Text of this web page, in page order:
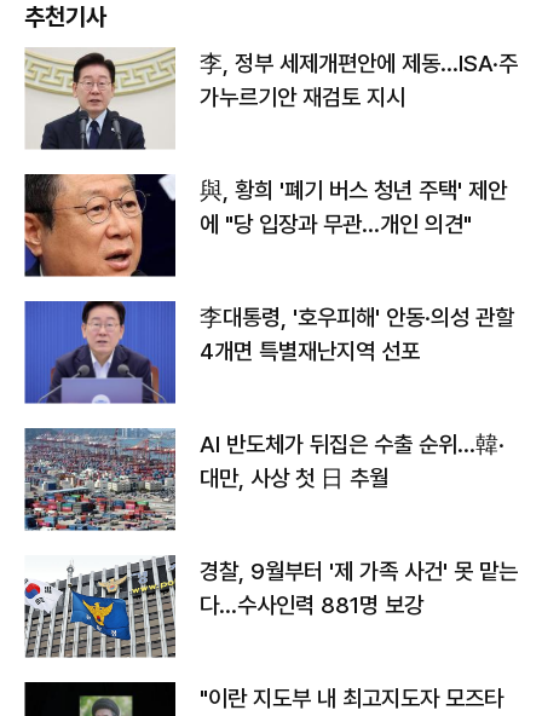
추천기사
李, 정부 세제개편안에 제동…ISA·주
가누르기안 재검토 지시
與, 황희 '폐기 버스 청년 주택' 제안
에 "당 입장과 무관…개인 의견"
李대통령, '호우피해' 안동·의성 관할
4개면 특별재난지역 선포
AI 반도체가 뒤집은 수출 순위…韓·
대만, 사상 첫 日 추월
경찰, 9월부터 '제 가족 사건' 못 맡는
다…수사인력 881명 보강
"이란 지도부 내 최고지도자 모즈타